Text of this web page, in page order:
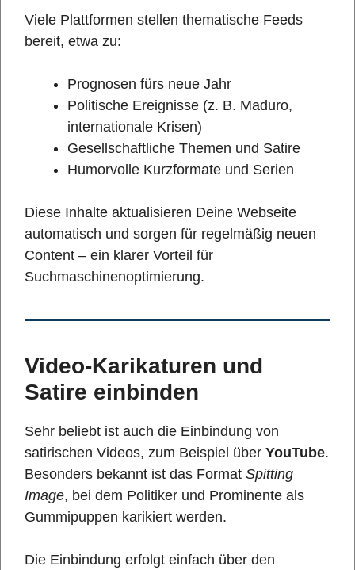
Viele Plattformen stellen thematische Feeds
bereit, etwa zu:
Prognosen fürs neue Jahr
Politische Ereignisse (z. B. Maduro,
internationale Krisen)
Gesellschaftliche Themen und Satire
Humorvolle Kurzformate und Serien
Diese Inhalte aktualisieren Deine Webseite
automatisch und sorgen für regelmäßig neuen
Content – ein klarer Vorteil für
Suchmaschinenoptimierung.
Video-Karikaturen und
Satire einbinden
Sehr beliebt ist auch die Einbindung von
satirischen Videos, zum Beispiel über YouTube.
Besonders bekannt ist das Format Spitting
Image, bei dem Politiker und Prominente als
Gummipuppen karikiert werden.
Die Einbindung erfolgt einfach über den